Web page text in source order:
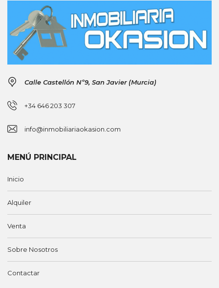
Calle Castellón Nº9, San Javier (Murcia)
+34 646 203 307
info@inmobiliariaokasion.com
MENÚ PRINCIPAL
Inicio
Alquiler
Venta
Sobre Nosotros
Contactar